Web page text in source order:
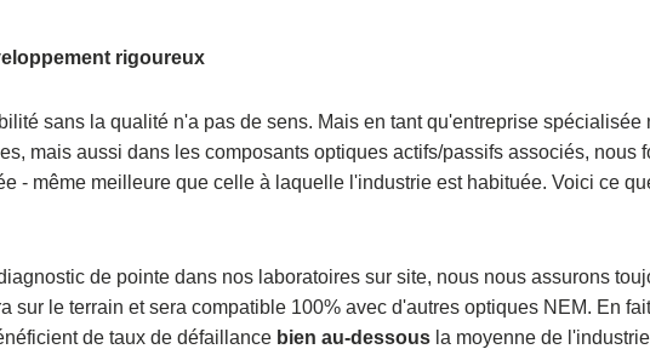
rigoureux
sans la qualité n'a pas de sens. Mais en tant qu'entreprise spécialisée
mais aussi dans les composants optiques actifs/passifs associés, nous
- même meilleure que celle à laquelle l'industrie est habituée. Voici ce
de pointe dans nos laboratoires sur site, nous nous assurons
sur le terrain et sera compatible 100% avec d'autres optiques NEM. En
de taux de défaillance bien au-dessous la moyenne de